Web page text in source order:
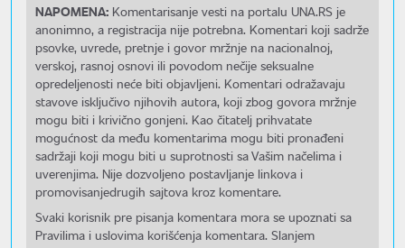
NAPOMENA: Komentarisanje vesti na portalu UNA.RS je
anonimno, a registracija nije potrebna. Komentari koji sadrže
psovke, uvrede, pretnje i govor mržnje na nacionalnoj,
verskoj, rasnoj osnovi ili povodom nečije seksualne
opredeljenosti neće biti objavljeni. Komentari odražavaju
stavove isključivo njihovih autora, koji zbog govora mržnje
mogu biti i krivično gonjeni. Kao čitatelj prihvatate
mogućnost da među komentarima mogu biti pronađeni
sadržaji koji mogu biti u suprotnosti sa Vašim načelima i
uverenjima. Nije dozvoljeno postavljanje linkova i
promovisanjedrugih sajtova kroz komentare.
Svaki korisnik pre pisanja komentara mora se upoznati sa
Pravilima i uslovima korišćenja komentara. Slanjem